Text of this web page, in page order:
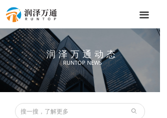
끀
润泽万通动态
RUNTOP NEWS
ꄙ